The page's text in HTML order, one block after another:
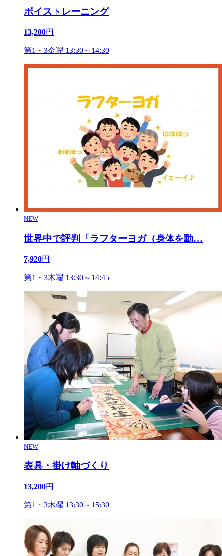
ボイストレーニング
13,200円
第1・3金曜 13:30～14:30
NEW
世界中で評判「ラフターヨガ（身体を動…
7,920円
第1・3木曜 13:30～14:45
NEW
表具・掛け軸づくり
13,200円
第1・3木曜 13:30～15:30